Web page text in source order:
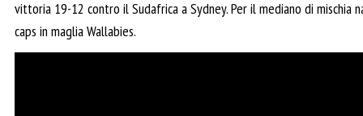
vittoria 19-12 contro il Sudafrica a Sydney. Per il mediano di
caps in maglia Wallabies.